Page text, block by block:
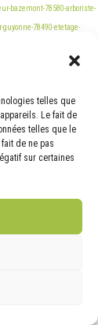
telles que
Le fait de
telles que le
de ne pas
sur certaines